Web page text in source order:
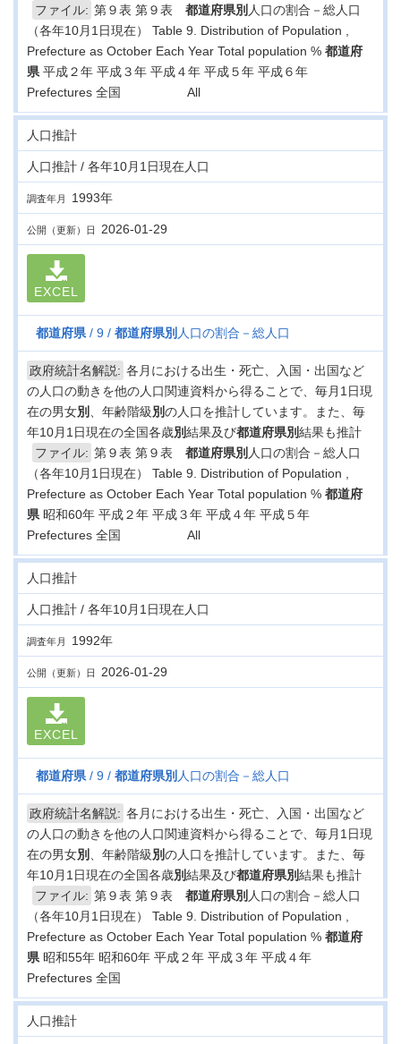
ファイル: 第９表 第９表 都道府県別 人口の割合－総人口
（各年10月1日現在） Table 9. Distribution of Population ,
Prefecture as October Each Year Total population % 都道府
県平成２年 平成３年 平成４年 平成５年 平成６年
Prefectures 全国 All
人口推計
人口推計 / 各年10月1日現在人口
調査年月 1993年
公開（更新）日 2026-01-29
EXCEL
都道府県 9 都道府県別 人口の割合－総人口
政府統計名解説: 各月における出生・死亡、入国・出国など
の人口の動きを他の人口関連資料から得ることで、毎月1日現
在の男女別 、年齢階級別の人口を推計しています。また、毎
年10月1日現在の全国各歳別結果及び都道府県別結果も推計
ファイル: 第９表 第９表 都道府県別 人口の割合－総人口
（各年10月1日現在） Table 9. Distribution of Population ,
Prefecture as October Each Year Total population % 都道府
県昭和60年 平成２年 平成３年 平成４年 平成５年
Prefectures 全国 All
人口推計
人口推計 / 各年10月1日現在人口
調査年月 1992年
公開（更新）日 2026-01-29
EXCEL
都道府県 9 都道府県別 人口の割合－総人口
政府統計名解説: 各月における出生・死亡、入国・出国など
の人口の動きを他の人口関連資料から得ることで、毎月1日現
在の男女別 、年齢階級別の人口を推計しています。また、毎
年10月1日現在の全国各歳別結果及び都道府県別結果も推計
ファイル: 第９表 第９表 都道府県別 人口の割合－総人口
（各年10月1日現在） Table 9. Distribution of Population ,
Prefecture as October Each Year Total population % 都道府
県昭和55年 昭和60年 平成２年 平成３年 平成４年
Prefectures 全国
人口推計